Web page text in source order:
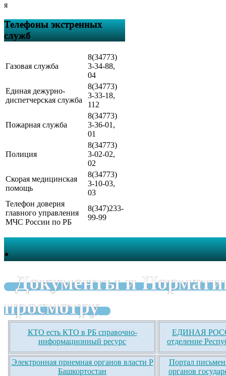
я
Телефоны экстренных
служб
Газовая служба
8(34773)
3-34-88,
04
Единая дежурно-
диспетчерская служба
8(34773)
3-33-18,
112
Пожарная служба
8(34773)
3-36-01,
01
Полиция
8(34773)
3-02-02,
02
Скорая медицинская
помощь
8(34773)
3-10-03,
03
Телефон доверия
главного управления
МЧС России по РБ
8(347)233-
99-99
.
Документы и
просмотру
КТО есть КТО в РБ справочно-
информационный ресурс
ЕДИНАЯ
отделение
Электронная приемная органов власти Р
Башкортостан
Портал
органов